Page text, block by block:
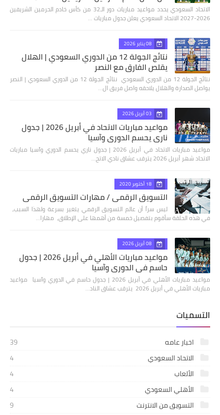
الاتحاد السعودي يحدد مواعيد مباريات دور الـ32 من كأس خادم الحرمين الشريفين
2026-2027 الاتحاد السعودي يعلن جدول مباريات …
08 يناير 2026
نتائج الجولة 12 من الدوري السعودي | الهلال
يقلص الفارق مع النصر
نتائج الجولة 12 من الدوري السعودي نتائج الجولة 12 من الدوري السعودي | النصر
يواصل الصدارة والهلال يلاحقه واصل فريق ال…
03 أبريل 2026
مواعيد مباريات الاتحاد في أبريل 2026 | جدول
ناري يحسم الدوري وآسيا
مواعيد مباريات الاتحاد في أبريل 2026 | جدول ناري يحسم الدوري وآسيا مباريات
الاتحاد شهر أبريل 2026 يترقب عشاق نادي الاتح…
18 أكتوبر 2020
التسويق الرقمي / مهارات التسويق الرقمي
ليس سراً أن عالم التسويق الرقمي يتغير بسرعة ولهذا السبب،
في هذه الحلقة سأقوم بتفصيل خمسة من أهمها على الإطلاق، مهارا…
08 أبريل 2026
مواعيد مباريات الأهلي في أبريل 2026 | جدول
حاسم في الدوري وآسيا
مواعيد مباريات الأهلي في أبريل 2026 | جدول حاسم في الدوري وآسيا مواعيد
مباريات الأهلي في أبريل 2026 يترقب عشاق الناد…
التسميات
اخبار عامه
39
الاتحاد السعودي
4
الألعاب
4
الأهلي السعودي
4
التسويق من الانترنت
9